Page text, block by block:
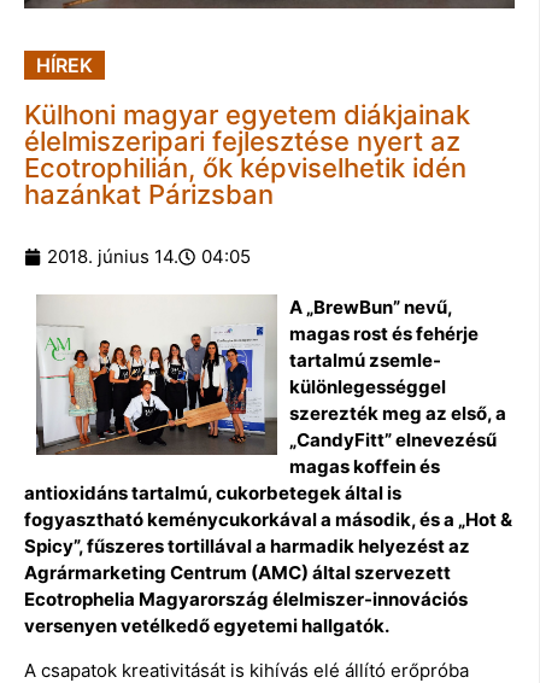
HÍREK
Külhoni magyar egyetem diákjainak
élelmiszeripari fejlesztése nyert az
Ecotrophilián, ők képviselhetik idén
hazánkat Párizsban
2018. június 14. 04:05
A „BrewBun” nevű,
magas rost és fehérje
tartalmú zsemle-
különlegességgel
szerezték meg az első, a
„CandyFitt” elnevezésű
magas koffein és
antioxidáns tartalmú, cukorbetegek által is
fogyasztható keménycukorkával a második, és a „Hot &
Spicy”, fűszeres tortillával a harmadik helyezést az
Agrármarketing Centrum (AMC) által szervezett
Ecotrophelia Magyarország élelmiszer-innovációs
versenyen vetélkedő egyetemi hallgatók.
A csapatok kreativitását is kihívás elé állító erőpróba